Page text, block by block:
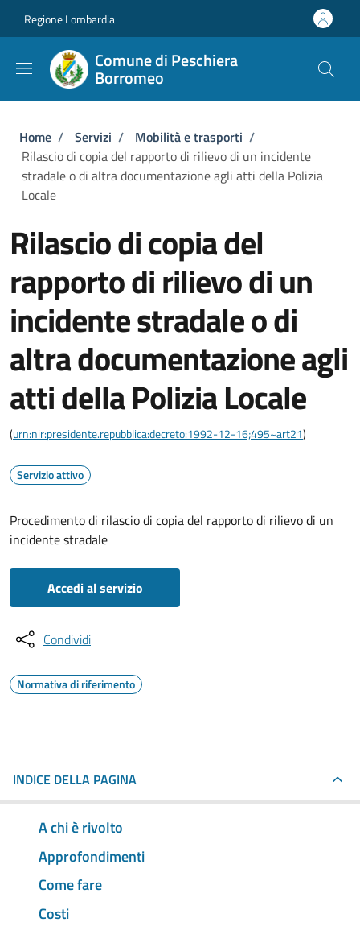
Regione Lombardia
Comune di Peschiera
Borromeo
Briciole di pane
Home / Servizi / Mobilità e trasporti /
Rilascio di copia del rapporto di rilievo di un incidente
stradale o di altra documentazione agli atti della Polizia
Locale
Rilascio di copia del
rapporto di rilievo di un
incidente stradale o di
altra documentazione agli
atti della Polizia Locale
(urn:nir:presidente.repubblica:decreto:1992-12-16;495~art21)
Servizio attivo
Procedimento di rilascio di copia del rapporto di rilievo di un
incidente stradale
Accedi al servizio
Condividi
Normativa di riferimento
INDICE DELLA PAGINA
A chi è rivolto
Approfondimenti
Come fare
Costi